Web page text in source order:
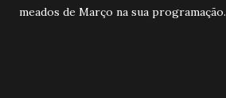
meados de Março na sua programação.